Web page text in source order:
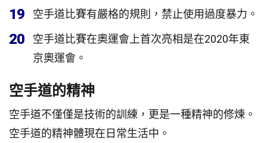
19 空手道比賽有嚴格的規則，禁止使用過度暴力。
20
空手道比賽在奧運會上首次亮相是在2020年東
京奧運會。
空手道的精神
空手道不僅僅是技術的訓練，更是一種精神的修煉。
空手道的精神體現在日常生活中。